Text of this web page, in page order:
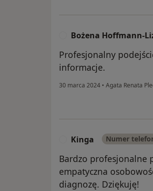
Bożena Hoffmann-
Profesjonalny
informacje.
30 marca 2024 • Agata Renata
Kinga Numer
Bardzo profesjonalne
empatyczna
diagnozę. Dziękuję!